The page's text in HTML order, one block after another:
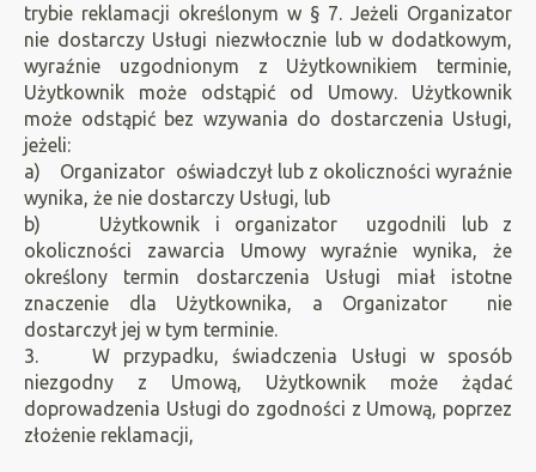
trybie reklamacji określonym w § 7. Jeżeli Organizator
nie dostarczy Usługi niezwłocznie lub w dodatkowym,
wyraźnie uzgodnionym z Użytkownikiem terminie,
Użytkownik może odstąpić od Umowy. Użytkownik
może odstąpić bez wzywania do dostarczenia Usługi,
jeżeli:
a) Organizator oświadczył lub z okoliczności wyraźnie
wynika, że nie dostarczy Usługi, lub
b) Użytkownik i organizator uzgodnili lub z
okoliczności zawarcia Umowy wyraźnie wynika, że
określony termin dostarczenia Usługi miał istotne
znaczenie dla Użytkownika, a Organizator nie
dostarczył jej w tym terminie.
3. W przypadku, świadczenia Usługi w sposób
niezgodny z Umową, Użytkownik może żądać
doprowadzenia Usługi do zgodności z Umową, poprzez
złożenie reklamacji,